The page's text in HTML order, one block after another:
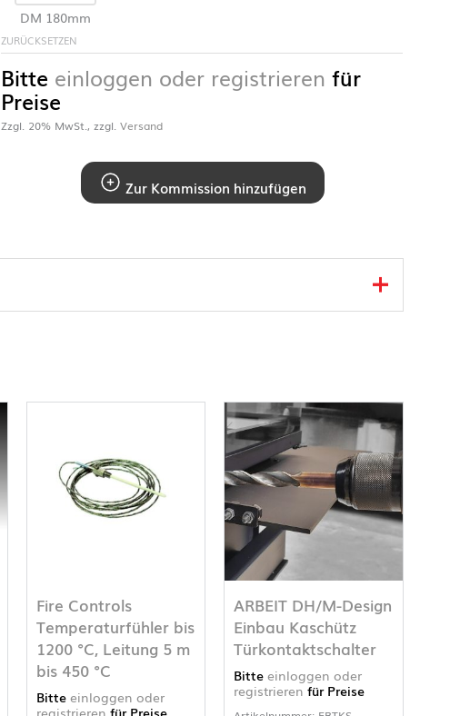
DM 180mm
ZURÜCKSETZEN
Bitte einloggen oder registrieren für
Preise
Zzgl. 20% MwSt., zzgl.Versand
Zur Kommission hinzufügen
Fire Controls
Temperaturfühler bis
1200 °C, Leitung 5 m
bis 450 °C
Bitte einloggen oder
registrieren für Preise
ARBEIT DH/M-Design
Einbau Kaschütz
Türkontaktschalter
Bitteeinloggen oder
registrieren für Preise